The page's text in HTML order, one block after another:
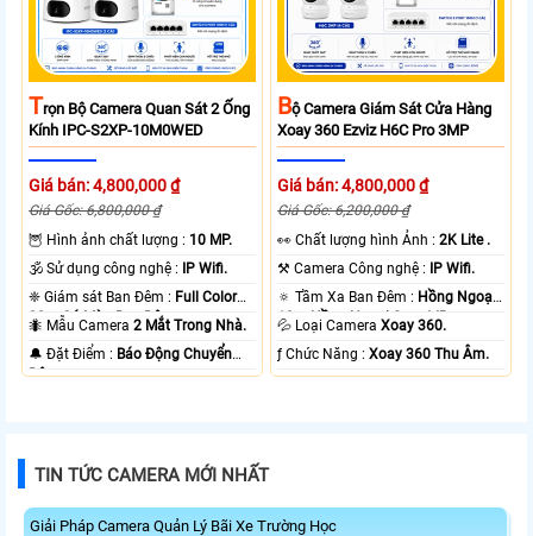
TRọn Bộ Camera Quan Sát 2 Ống
Kính IPC-S2XP-10M0WED
Giá bán: 4,800,000 ₫
Giá Gốc: 6,800,000 ₫
🦉 Hình ảnh chất lượng : 10 MP.
🕉️ Sử dụng công nghệ : IP Wifi.
❈ Giám sát Ban Đêm : Full Color
20m Có Màu Ban Ðêm.
🐜 Mẫu Camera2 Mắt Trong Nhà.
️🔔 Đặt Điểm : Báo Động Chuyển
Động.
BỘ Camera Giám Sát Cửa Hàng
Xoay 360 Ezviz H6C Pro 3MP
Giá bán: 4,800,000 ₫
Giá Gốc: 6,200,000 ₫
️👀 Chất lượng hình Ảnh :2K Lite .
⚒ Camera Công nghệ : IP Wifi.
🔅 Tầm Xa Ban Đêm : Hồng Ngoại
10m Hồng Ngoại Smart IR.
💦 Loại CameraXoay 360.
️ƒ Chức Năng :Xoay 360 Thu Âm.
TIN TỨC CAMERA MỚI NHẤT
Giải Pháp Camera Quản Lý Bãi Xe Trường Học